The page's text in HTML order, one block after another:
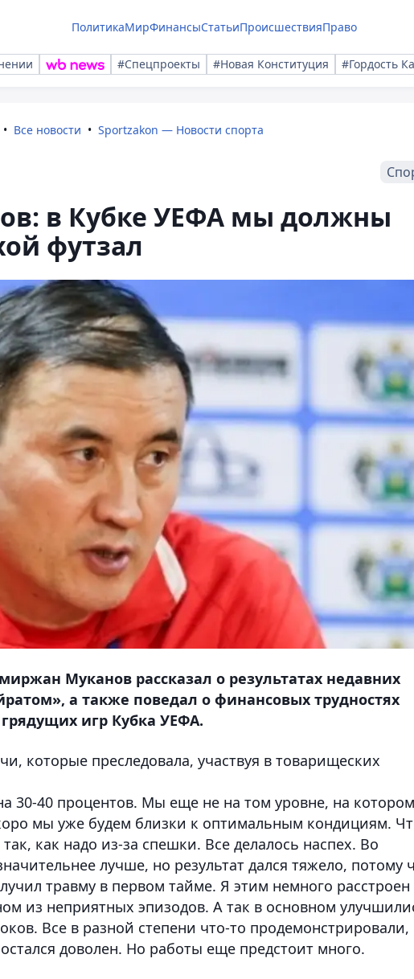
ПолитикаМирФинансыСтатьиПроисшествияПраво
#Спецпроекты #Новая Конституция #Гордость
Все новости Sportzakon — Новости спорта
в Кубке УЕФА мы должны
футзал
Муканов рассказал о результатах недавних
а также поведал о финансовых трудностях
игр Кубка УЕФА.
которые преследовала, участвуя в товарищеских
30-40 процентов. Мы еще не на том уровне, на котором
мы уже будем близки к оптимальным кондициям.
как надо из-за спешки. Все делалось наспех. Во
лучше, но результат дался тяжело, потому
травму в первом тайме. Я этим немного
из неприятных эпизодов. А так в основном
Все в разной степени что-то продемонстрировали,
доволен. Но работы еще предстоит много.